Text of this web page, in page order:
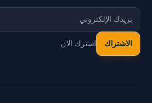
اشترك الآن